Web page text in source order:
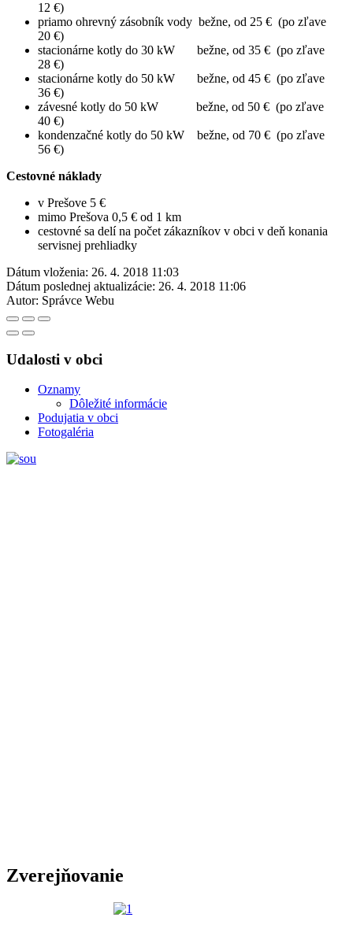
12 €)
priamo ohrevný zásobník vody bežne, od 25 € (po zľave
20 €)
stacionárne kotly do 30 kW bežne, od 35 € (po zľave
28 €)
stacionárne kotly do 50 kW bežne, od 45 € (po zľave
36 €)
závesné kotly do 50 kW bežne, od 50 € (po zľave
40 €)
kondenzačné kotly do 50 kW bežne, od 70 € (po zľave
56 €)
Cestovné náklady
v Prešove 5 €
mimo Prešova 0,5 € od 1 km
cestovné sa delí na počet zákazníkov v obci v deň konania
servisnej prehliadky
Dátum vloženia: 26. 4. 2018 11:03
Dátum poslednej aktualizácie: 26. 4. 2018 11:06
Autor: Správce Webu
Udalosti v obci
Oznamy
Dôležité informácie
Podujatia v obci
Fotogaléria
Zverejňovanie